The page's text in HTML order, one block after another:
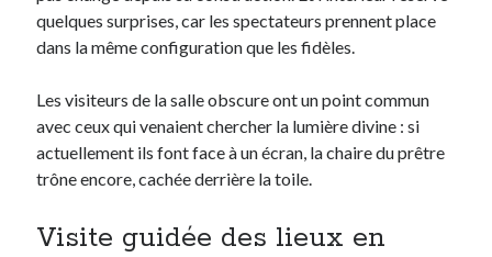
quelques surprises, car les spectateurs prennent place
dans la même configuration que les fidèles.
Les visiteurs de la salle obscure ont un point commun
avec ceux qui venaient chercher la lumière divine : si
actuellement ils font face à un écran, la chaire du prêtre
trône encore, cachée derrière la toile.
Visite guidée des lieux en